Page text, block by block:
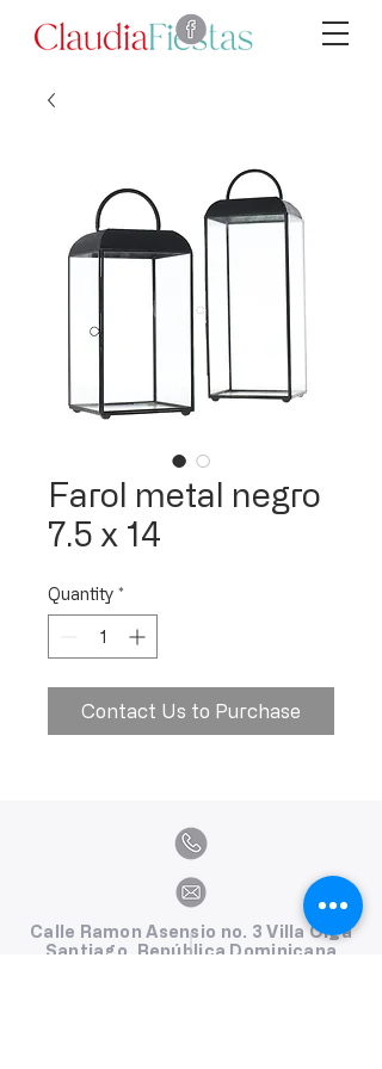
Farol metal negro
7.5 x 14
Quantity *
Contact Us to Purchase
Calle Ramon Asensio no. 3 Villa Olga
Santiago, República Dominicana